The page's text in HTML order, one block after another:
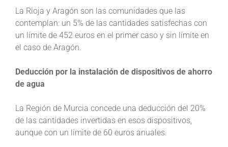
La Rioja y Aragón son las comunidades que las
contemplan: un 5% de las cantidades satisfechas con
un límite de 452 euros en el primer caso y sin límite en
el caso de Aragón.
Deducción por la instalación de dispositivos de ahorro
de agua
La Región de Murcia concede una deducción del 20%
de las cantidades invertidas en esos dispositivos,
aunque con un límite de 60 euros anuales.